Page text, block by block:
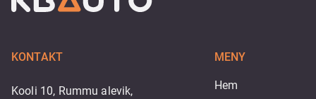
KONTAKT
Kooli 10, Rummu alevik,
MENY
Hem